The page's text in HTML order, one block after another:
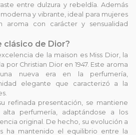
entre dulzura y rebeldía. Además
y vibrante, ideal para mujeres
aroma con carácter y sensualidad
clásico de Dior?
de la maison es Miss Dior, la
por Christian Dior en 1947. Este aroma
nueva era en la perfumería,
elegante que caracterizó a la
refinada presentación, se mantiene
perfumería, adaptándose a los
original. De hecho, su evolución a
ha mantenido el equilibrio entre la